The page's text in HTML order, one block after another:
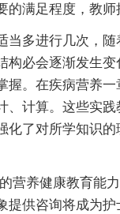
的满足程度，教师
当多进行几次，
构必会逐渐发生
握。在疾病营养
、计算。这些实
化了对所学知识
营养健康教育能
提供咨询将成为护